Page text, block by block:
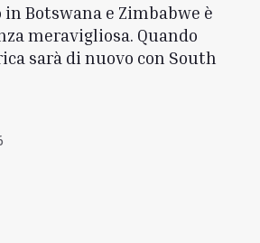
Botswana e Zimbabwe è
meravigliosa. Quando
sarà di nuovo con South